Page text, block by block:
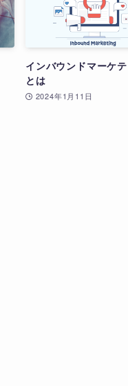
インバウンドマーケ
とは
2024年1月11日